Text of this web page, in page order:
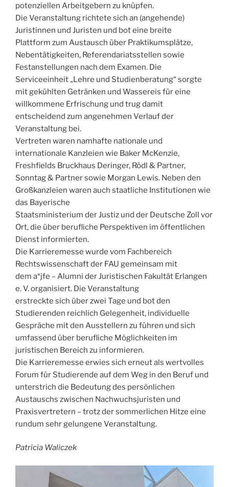
potenziellen Arbeitgebern zu knüpfen.
Die Veranstaltung richtete sich an (angehende)
Juristinnen und Juristen und bot eine breite
Plattform zum Austausch über Praktikumsplätze,
Nebentätigkeiten, Referendariatsstellen sowie
Festanstellungen nach dem Examen. Die
Serviceeinheit „Lehre und Studienberatung“ sorgte
mit gekühlten Getränken und Wassereis für eine
willkommene Erfrischung und trug damit
entscheidend zum angenehmen Verlauf der
Veranstaltung bei.
Vertreten waren namhafte nationale und
internationale Kanzleien wie Baker McKenzie,
Freshfields Bruckhaus Deringer, Rödl & Partner,
Sonntag & Partner sowie Morgan Lewis. Neben den
Großkanzleien waren auch staatliche Institutionen wie
das Bayerische
Staatsministerium der Justiz und der Deutsche Zoll vor
Ort, die über berufliche Perspektiven im öffentlichen
Dienst informierten.
Die Karrieremesse wurde vom Fachbereich
Rechtswissenschaft der FAU gemeinsam mit
dem a*jfe – Alumni der Juristischen Fakultät Erlangen
e. V. organisiert. Die Veranstaltung
erstreckte sich über zwei Tage und bot den
Studierenden reichlich Gelegenheit, individuelle
Gespräche mit den Ausstellern zu führen und sich
umfassend über berufliche Möglichkeiten im
juristischen Bereich zu informieren.
Die Karrieremesse erwies sich erneut als wertvolles
Forum für Studierende auf dem Weg in den Beruf und
unterstrich die Bedeutung des persönlichen
Austauschs zwischen Nachwuchsjuristen und
Praxisvertretern – trotz der sommerlichen Hitze eine
rundum sehr gelungene Veranstaltung.
Patricia Waliczek